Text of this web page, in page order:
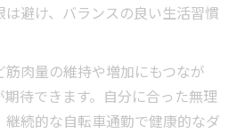
は避け、バランスの良い生活習慣
筋肉量の維持や増加にもつなが
待できます。自分に合った無理
継続的な自転車通勤で健康的なダ